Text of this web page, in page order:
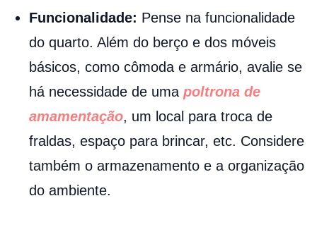
Funcionalidade: Pense na funcionalidade
do quarto. Além do berço e dos móveis
básicos, como cômoda e armário, avalie se
há necessidade de uma poltrona de
amamentação, um local para troca de
fraldas, espaço para brincar, etc. Considere
também o armazenamento e a organização
do ambiente.